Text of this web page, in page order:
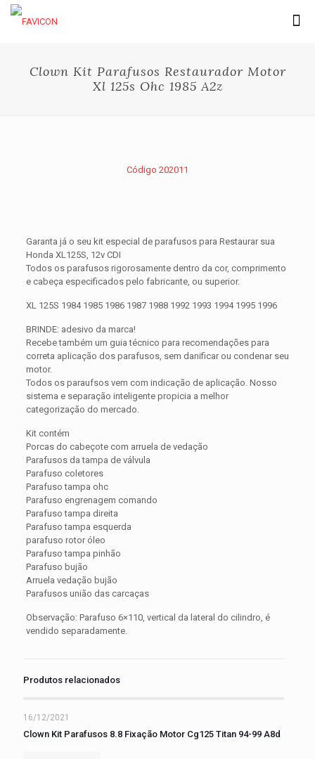
Clown Kit Parafusos Restaurador Motor
Xl 125s Ohc 1985 A2z
Código 202011
Garanta já o seu kit especial de parafusos para Restaurar sua
Honda XL125S, 12v CDI
Todos os parafusos rigorosamente dentro da cor, comprimento
e cabeça especificados pelo fabricante, ou superior.
XL 125S 1984 1985 1986 1987 1988 1992 1993 1994 1995 1996
BRINDE: adesivo da marca!
Recebe também um guia técnico para recomendações para
correta aplicação dos parafusos, sem danificar ou condenar seu
motor.
Todos os paraufsos vem com indicação de aplicação. Nosso
sistema e separação inteligente propicia a melhor
categorização do mercado.
Kit contém
Porcas do cabeçote com arruela de vedação
Parafusos da tampa de válvula
Parafuso coletores
Parafuso tampa ohc
Parafuso engrenagem comando
Parafuso tampa direita
Parafuso tampa esquerda
parafuso rotor óleo
Parafuso tampa pinhão
Parafuso bujão
Arruela vedação bujão
Parafusos união das carcaças
Observação: Parafuso 6×110, vertical da lateral do cilindro, é
vendido separadamente.
Produtos relacionados
16/12/2021
Clown Kit Parafusos 8.8 Fixação Motor Cg125 Titan 94-99 A8d